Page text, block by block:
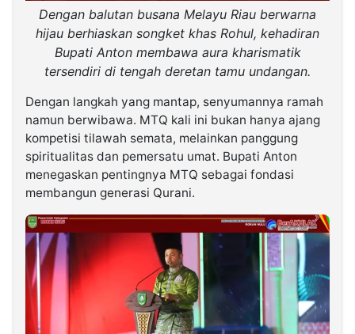
Dengan balutan busana Melayu Riau berwarna
hijau berhiaskan songket khas Rohul, kehadiran
Bupati Anton membawa aura kharismatik
tersendiri di tengah deretan tamu undangan.
Dengan langkah yang mantap, senyumannya ramah
namun berwibawa. MTQ kali ini bukan hanya ajang
kompetisi tilawah semata, melainkan panggung
spiritualitas dan pemersatu umat. Bupati Anton
menegaskan pentingnya MTQ sebagai fondasi
membangun generasi Qurani.